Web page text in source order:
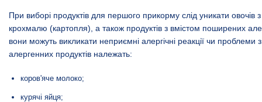
При виборі продуктів для першого прикорму слід уникати овочів
крохмалю (картопля), а також продуктів з вмістом поширених
вони можуть викликати неприємні алергічні реакції чи
алергенних продуктів належать:
коров'яче молоко;
курячі яйця;